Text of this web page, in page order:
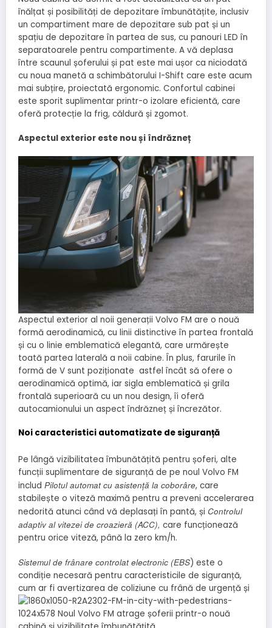
înălțat și posibilități de depozitare îmbunătățite, inclusiv
un compartiment mare de depozitare sub pat și un
spațiu de depozitare în partea de sus, cu panouri LED în
separatoarele pentru compartimente. A vă deplasa
între scaunul șoferului și pat este mai ușor ca niciodată
cu noua manetă a schimbătorului I-Shift care este acum
mai subțire, proiectată ergonomic. Confortul cabinei
este sporit suplimentar printr-o izolare eficientă, care
oferă protecție la frig, căldură și zgomot.
Aspectul exterior este nou și îndrăzneț
Aspectul exterior al noii generații Volvo FM are o nouă
formă aerodinamică, cu linii distinctive în partea frontală
și cu o linie emblematică elegantă, care urmărește
toată partea laterală a noii cabine. În plus, farurile în
formă de V sunt poziționate astfel încât să ofere o
aerodinamică optimă, iar sigla emblematică și grila
frontală superioară cu un nou design, îi oferă
autocamionului un aspect îndrăzneț și încrezător.
Noi caracteristici automatizate de siguranță
Pe lângă vizibilitatea îmbunătățită pentru șoferi, alte
funcții suplimentare de siguranță de pe noul Volvo FM
includ Pilotul automat cu asistență la coborâre, care
stabilește o viteză maximă pentru a preveni accelerarea
nedorită atunci când vă deplasați în pantă, și Controlul
adaptiv al vitezei de croazieră (ACC), care funcționează
pentru orice viteză, până la zero km/h.
Sistemul de frânare controlat electronic (EBS) este o
condiție necesară pentru caracteristicile de siguranță,
cum ar fi avertizarea de coliziune cu frână de urgență și